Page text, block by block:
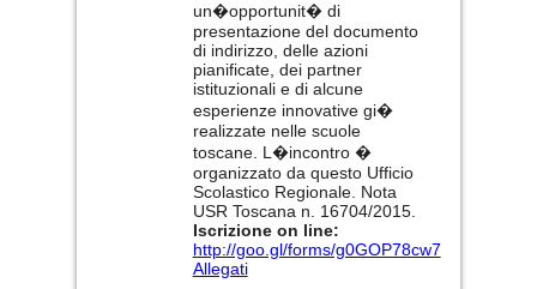
un�opportunit� di
presentazione del documento
di indirizzo, delle azioni
pianificate, dei partner
istituzionali e di alcune
esperienze innovative gi�
realizzate nelle scuole
toscane. L�incontro �
organizzato da questo Ufficio
Scolastico Regionale. Nota
USR Toscana n. 16704/2015.
Iscrizione on line:
http://goo.gl/forms/g0GOP78cw7
Allegati